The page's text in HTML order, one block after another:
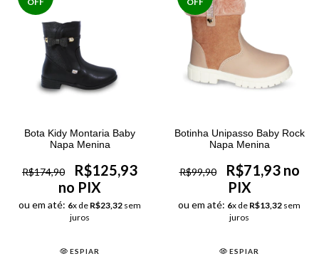
Bota Kidy Montaria Baby
Napa Menina
R$174,90
R$125,93
no PIX
ou em até: 6x de R$23,32 sem
juros
ESPIAR
Botinha Unipasso Baby Rock
Napa Menina
R$99,90
R$71,93 no
PIX
ou em até: 6x de R$13,32 sem
juros
ESPIAR